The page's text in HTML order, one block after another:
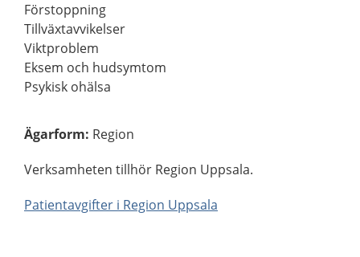
Förstoppning
Tillväxtavvikelser
Viktproblem
Eksem och hudsymtom
Psykisk ohälsa
Ägarform: Region
Verksamheten tillhör Region Uppsala.
Patientavgifter i Region Uppsala